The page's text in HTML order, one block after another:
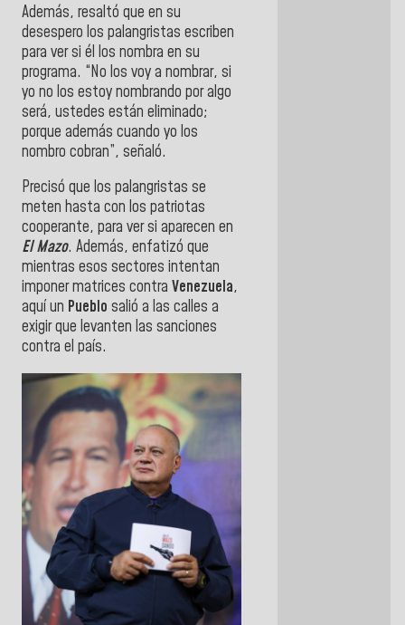
Además, resaltó que en su
desespero los palangristas escriben
para ver si él los nombra en su
programa. “No los voy a nombrar, si
yo no los estoy nombrando por algo
será, ustedes están eliminado;
porque además cuando yo los
nombro cobran”, señaló.
Precisó que los palangristas se
meten hasta con los patriotas
cooperante, para ver si aparecen en
El Mazo. Además, enfatizó que
mientras esos sectores intentan
imponer matrices contra Venezuela,
aquí un Pueblo salió a las calles a
exigir que levanten las sanciones
contra el país.